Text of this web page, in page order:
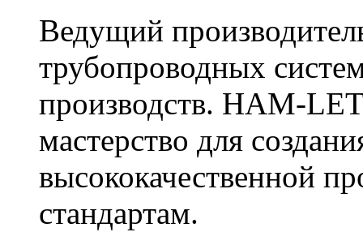
Ведущий
трубопроводных
производств. HAM-
мастерство для
высококачественной
стандартам.